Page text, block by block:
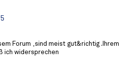
Forum ,sind meist gut&richtig .Ihrem
ich widersprechen